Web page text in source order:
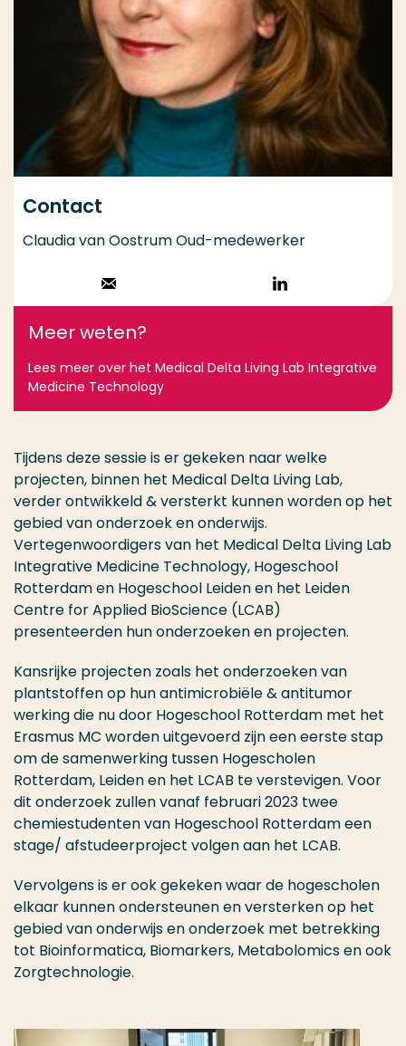
Contact
Claudia van Oostrum Oud-medewerker
Stuur een email
Volg op
LinkedIn
Meer weten?
Lees meer over het Medical Delta Living Lab Integrative
Medicine Technology
Tijdens deze sessie is er gekeken naar welke
projecten, binnen het Medical Delta Living Lab,
verder ontwikkeld & versterkt kunnen worden op het
gebied van onderzoek en onderwijs.
Vertegenwoordigers van het Medical Delta Living Lab
Integrative Medicine Technology, Hogeschool
Rotterdam en Hogeschool Leiden en het Leiden
Centre for Applied BioScience (LCAB)
presenteerden hun onderzoeken en projecten.
Kansrijke projecten zoals het onderzoeken van
plantstoffen op hun antimicrobiële & antitumor
werking die nu door Hogeschool Rotterdam met het
Erasmus MC worden uitgevoerd zijn een eerste stap
om de samenwerking tussen Hogescholen
Rotterdam, Leiden en het LCAB te verstevigen. Voor
dit onderzoek zullen vanaf februari 2023 twee
chemiestudenten van Hogeschool Rotterdam een
stage/ afstudeerproject volgen aan het LCAB.
Vervolgens is er ook gekeken waar de hogescholen
elkaar kunnen ondersteunen en versterken op het
gebied van onderwijs en onderzoek met betrekking
tot Bioinformatica, Biomarkers, Metabolomics en ook
Zorgtechnologie.